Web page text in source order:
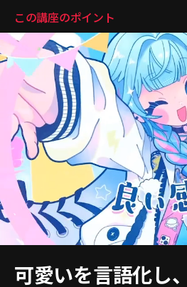
この講座のポイント
可愛いを言語化し